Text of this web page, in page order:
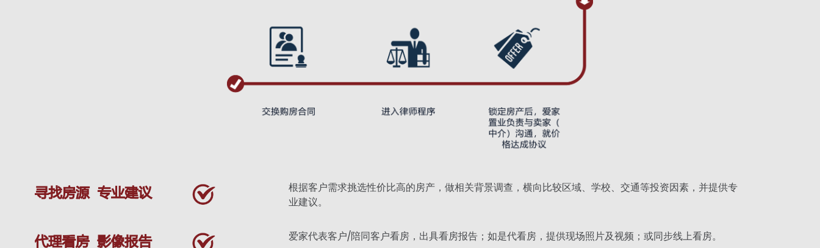
根据客户需求挑选性价比高的房产，做相关背景调查，横向比较区域、学校、交通等投资因素，并提供专
业建议。
爱家代表客户/陪同客户看房，出具看房报告；如是代看房，提供现场照片及视频；或同步线上看房。